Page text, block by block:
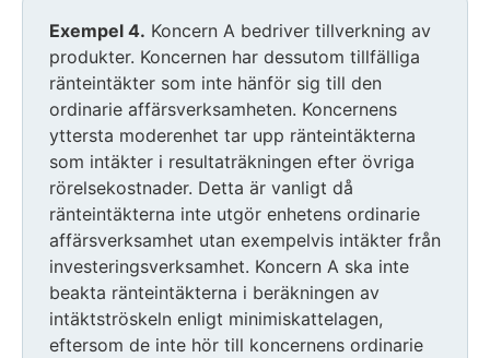
Exemplet
inleds
Exempel 4. Koncern A bedriver tillverkning av
produkter. Koncernen har dessutom tillfälliga
ränteintäkter som inte hänför sig till den
ordinarie affärsverksamheten. Koncernens
yttersta moderenhet tar upp ränteintäkterna
som intäkter i resultaträkningen efter övriga
rörelsekostnader. Detta är vanligt då
ränteintäkterna inte utgör enhetens ordinarie
affärsverksamhet utan exempelvis intäkter från
investeringsverksamhet. Koncern A ska inte
beakta ränteintäkterna i beräkningen av
intäktströskeln enligt minimiskattelagen,
eftersom de inte hör till koncernens ordinarie